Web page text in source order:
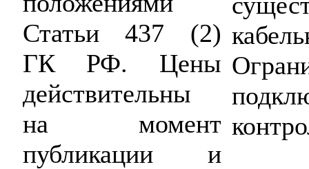
Статьи 437 (2)
ГК РФ. Цены
действительны
на момент
публикации и